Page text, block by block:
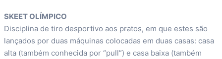
SKEET OLÍMPICO
Disciplina de tiro desportivo aos pratos, em que estes são
lançados por duas máquinas colocadas em duas casas: casa
alta (também conhecida por “pull”) e casa baixa (também